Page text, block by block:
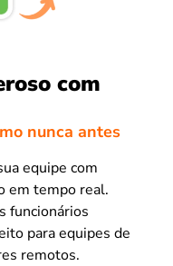
com
nunca antes
equipe com
em tempo real.
funcionários
para equipes de
remotos.